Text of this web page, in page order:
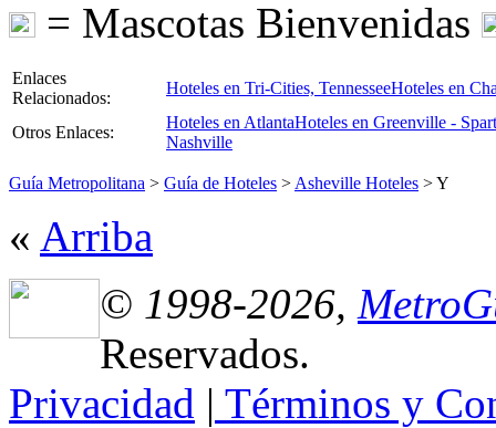
= Mascotas Bienvenidas
Enlaces
Relacionados:
Hoteles en Tri-Cities, TennesseeHoteles en
Otros Enlaces:
Hoteles en AtlantaHoteles en Greenville -
Nashville
Guía Metropolitana > Guía de Hoteles > Asheville Hoteles > Y
« Arriba
© 1998-2026,
Reservados.
Privacidad | Términos y